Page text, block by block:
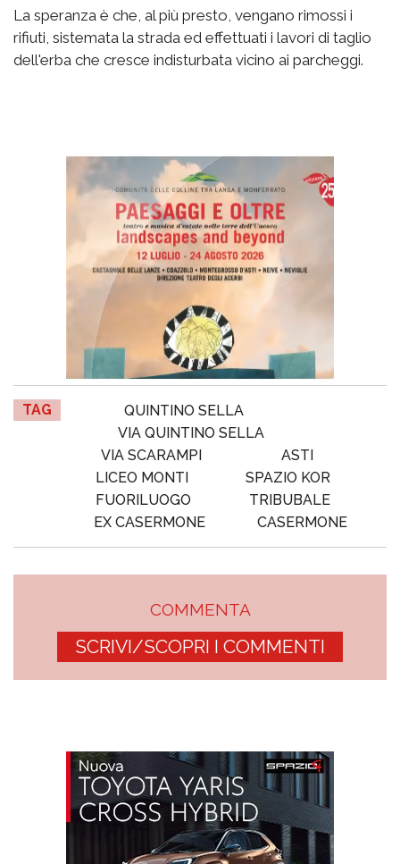
La speranza è che, al più presto, vengano rimossi i
rifiuti, sistemata la strada ed effettuati i lavori di taglio
dell'erba che cresce indisturbata vicino ai parcheggi.
TAG
QUINTINO SELLA
VIA QUINTINO SELLA
VIA SCARAMPI
ASTI
LICEO MONTI
SPAZIO KOR
FUORILUOGO
TRIBUBALE
EX CASERMONE
CASERMONE
COMMENTA
SCRIVI/SCOPRI I COMMENTI